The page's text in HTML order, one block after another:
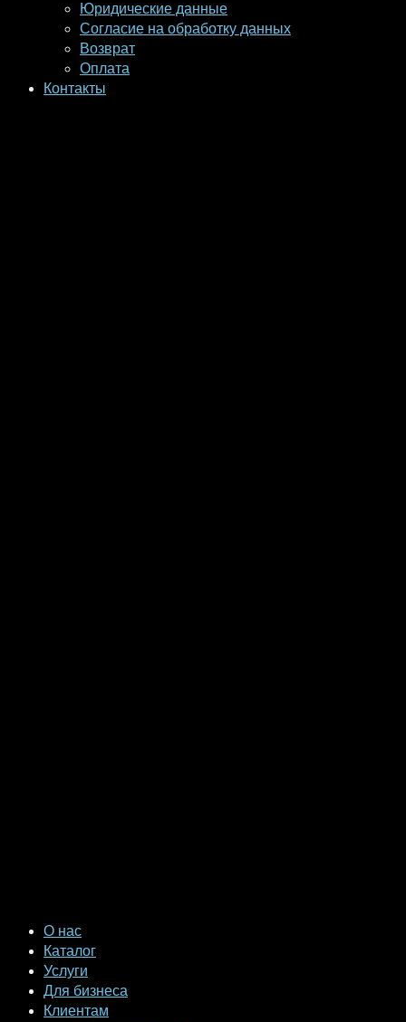
Юридические данные
Согласие на обработку данных
Возврат
Оплата
Контакты
О нас
Каталог
Услуги
Для бизнеса
Клиентам